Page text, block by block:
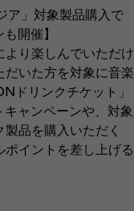
ア」対象製品購入で
開催】
り楽しんでいただけ
だいた方を対象に音楽
ドリンクチケット」
ャンペーンや、対象
品を購入いただく
ポイントを差し上げる